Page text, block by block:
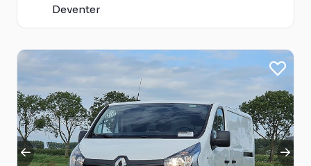
Deventer